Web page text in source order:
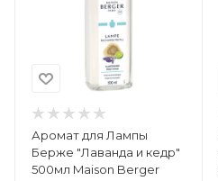
Аромат для Лампы
Берже "Лаванда и кедр"
500мл Maison Berger